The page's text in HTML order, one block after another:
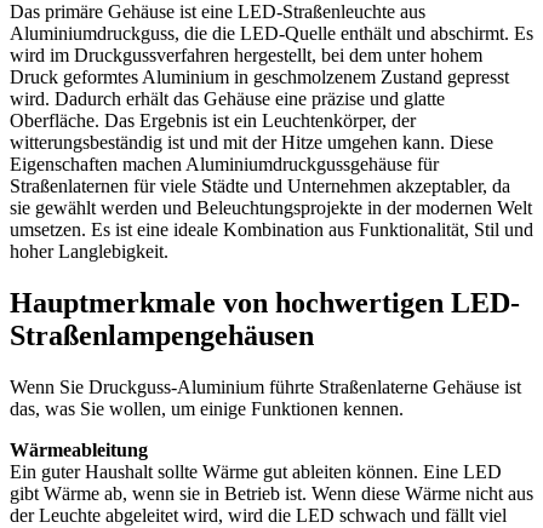
Das primäre Gehäuse ist eine LED-Straßenleuchte aus
Aluminiumdruckguss, die die LED-Quelle enthält und abschirmt. Es
wird im Druckgussverfahren hergestellt, bei dem unter hohem
Druck geformtes Aluminium in geschmolzenem Zustand gepresst
wird. Dadurch erhält das Gehäuse eine präzise und glatte
Oberfläche. Das Ergebnis ist ein Leuchtenkörper, der
witterungsbeständig ist und mit der Hitze umgehen kann. Diese
Eigenschaften machen Aluminiumdruckgussgehäuse für
Straßenlaternen für viele Städte und Unternehmen akzeptabler, da
sie gewählt werden und Beleuchtungsprojekte in der modernen Welt
umsetzen. Es ist eine ideale Kombination aus Funktionalität, Stil und
hoher Langlebigkeit.
Hauptmerkmale von hochwertigen LED-
Straßenlampengehäusen
Wenn Sie Druckguss-Aluminium führte Straßenlaterne Gehäuse ist
das, was Sie wollen, um einige Funktionen kennen.
Wärmeableitung
Ein guter Haushalt sollte Wärme gut ableiten können. Eine LED
gibt Wärme ab, wenn sie in Betrieb ist. Wenn diese Wärme nicht aus
der Leuchte abgeleitet wird, wird die LED schwach und fällt viel